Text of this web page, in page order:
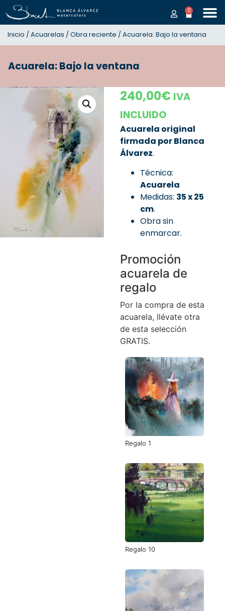
0
Inicio / Acuarelas / Obra reciente / Acuarela: Bajo la ventana
Acuarela: Bajo la ventana
240,00€ IVA
INCLUIDO
Acuarela original
firmada por Blanca
Álvarez.
Técnica:
Acuarela
Medidas: 35x 25
cm.
Obra sin
enmarcar.
Promoción
acuarela de
regalo
Por la compra de esta
acuarela, llévate otra
de esta selección
GRATIS.
Regalo 1
Regalo 10